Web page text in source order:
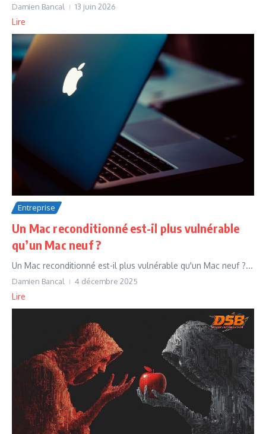
Damien Bancal 13 juin 2026
Lire
Entreprise
Un Mac reconditionné est-il plus vulnérable
qu’un Mac neuf ?
Un Mac reconditionné est-il plus vulnérable qu'un Mac neuf ?...
Damien Bancal 4 décembre 2025
Lire